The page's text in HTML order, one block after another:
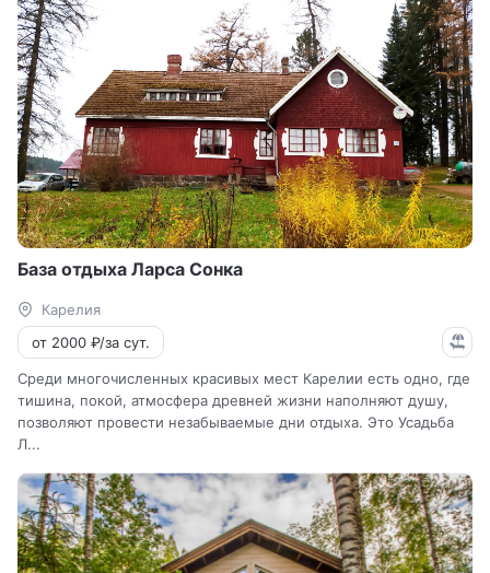
База отдыха Ларса Сонка
Карелия
от 2000 ₽/за сут.
Среди многочисленных красивых мест Карелии есть одно, где
тишина, покой, атмосфера древней жизни наполняют душу,
позволяют провести незабываемые дни отдыха. Это Усадьба
Л...